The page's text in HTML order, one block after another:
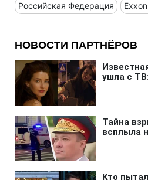
Российская Федерация